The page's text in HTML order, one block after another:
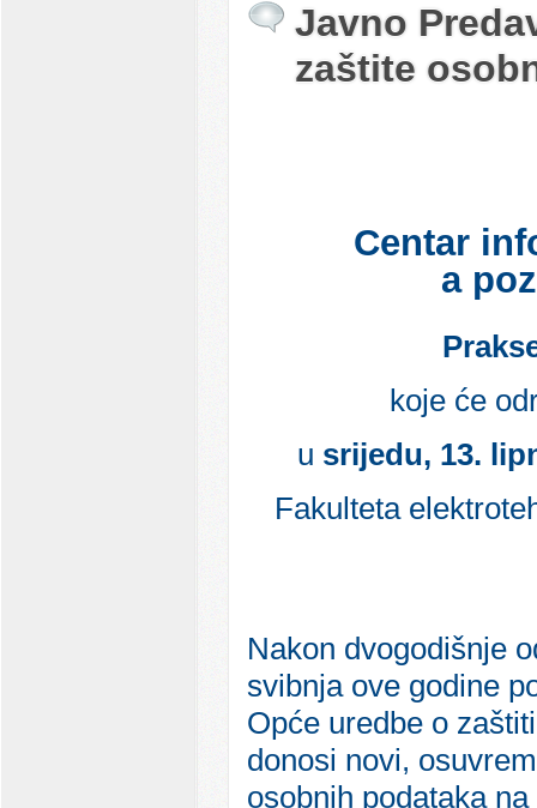
Javno
zaštite
Centar i
a
kojeće
u srijedu, 13.
Fakulteta
Nakon dvogodišnje
svibnja ove godine
Opće uredbe o
donosi novi,
osobnih podataka